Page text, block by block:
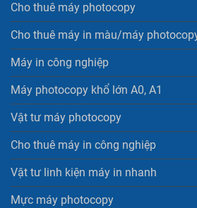
Cho thuê máy photocopy
Cho thuê máy in màu/máy
Máy in công nghiệp
Máy photocopy khổ lớn A0, A1
Vật tư máy photocopy
Cho thuê máy in công nghiệp
Vật tư linh kiện máy in nhanh
Mực máy photocopy